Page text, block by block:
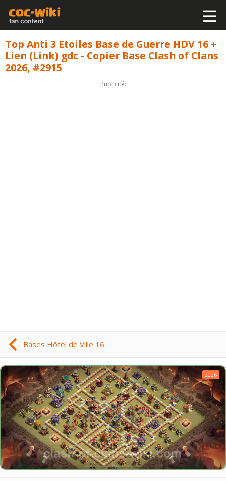
Top Anti 3 Etoiles Base de Guerre HDV 16 +
Lien (Link) gdc - Copier Base Clash of Clans
2026, #2915
Publicité:
Bases Hôtel de Ville 16
2026